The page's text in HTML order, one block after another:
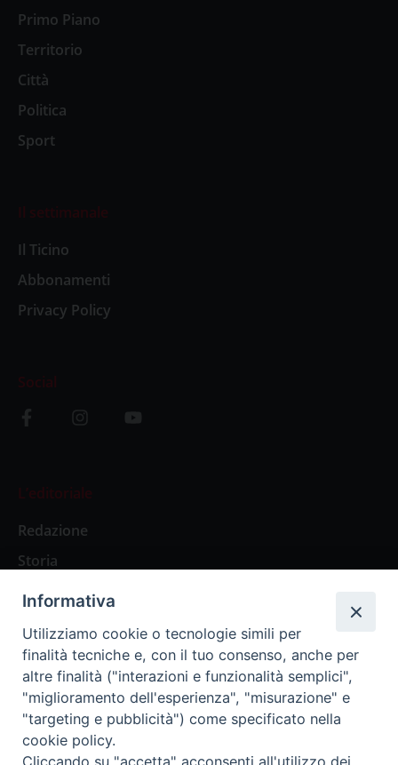
Primo Piano
Territorio
Città
Politica
Sport
Il settimanale
Il Ticino
Abbonamenti
Privacy Policy
Social
L’editoriale
Redazione
Storia
Abbonamenti
Abbonamento Annuale Digitale
Abbonamento Annuale Cartaceo
Abbonamento Singola Copia Digitale
Informativa
Utilizziamo cookie o tecnologie simili per
finalità tecniche e, con il tuo consenso, anche per
altre finalità ("interazioni e funzionalità semplici",
"miglioramento dell'esperienza", "misurazione" e
"targeting e pubblicità") come specificato nella
cookie policy.